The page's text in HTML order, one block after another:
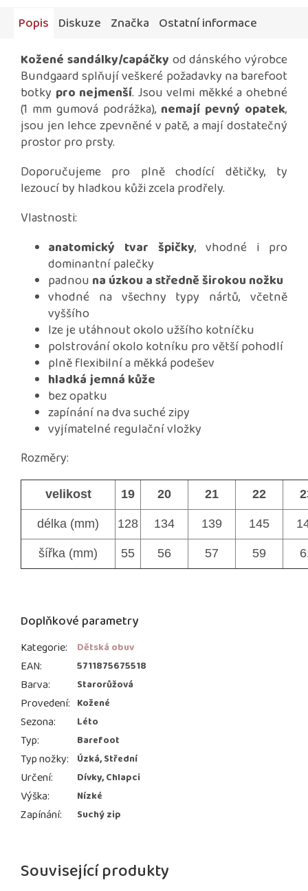
Související produkty
Popis Diskuze Značka Ostatní informace
Kožené sandálky/capáčky od dánského výrobce
Bundgaard splňují veškeré požadavky na barefoot
botky pro nejmenší. Jsou velmi měkké a ohebné
(1 mm gumová podrážka), nemají pevný opatek,
jsou jen lehce zpevněné v patě, a mají dostatečný
prostor pro prsty.
Doporučujeme pro plně chodící dětičky, ty
lezoucí by hladkou kůži zcela prodřely.
Vlastnosti:
anatomický tvar špičky, vhodné i pro
dominantní palečky
padnou na úzkou a středně širokou nožku
vhodné na všechny typy nártů, včetně
vyššího
lze je utáhnout okolo užšího kotníčku
polstrování okolo kotníku pro větší pohodlí
plně flexibilní a měkká podešev
hladká jemná kůže
bez opatku
zapínání na dva suché zipy
vyjímatelné regulační vložky
Rozměry:
velikost 19 20 21 22
délka (mm) 128 134 139 145
šířka (mm) 55 56 57 59
Doplňkové parametry
Kategorie: Dětská obuv
EAN: 5711875675518
Barva: Starorůžová
Provedení: Kožené
Sezona: Léto
Typ: Barefoot
Typ nožky: Úzká, Střední
Určení: Dívky, Chlapci
Výška: Nízké
Zapínání: Suchý zip